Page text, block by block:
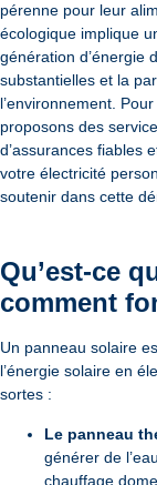
pérenne pour leur
écologique implique
génération d’énergie
substantielles et la
l’environnement.
proposons des
d’assurances fiables
votre électricité
soutenir dans cette
Qu’est-ce
comment
Un panneau solaire
l’énergie solaire en
sortes :
Le panneau
générer de
chauffage